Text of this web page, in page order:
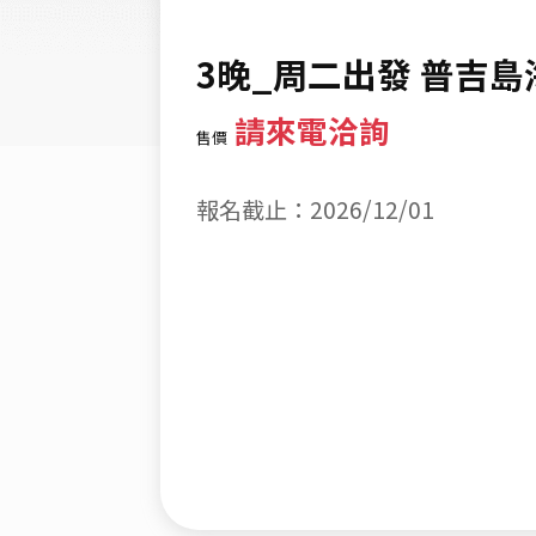
3晚_周二出發 普吉島
售價 請來電洽詢
報名截止：2026/12/01